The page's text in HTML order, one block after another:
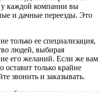
у каждой компании вы
и дачные переезды. Это
только ее специализация,
людей, выбирая
его желаний. Если же вам
только крайне
звонить и заказывать.